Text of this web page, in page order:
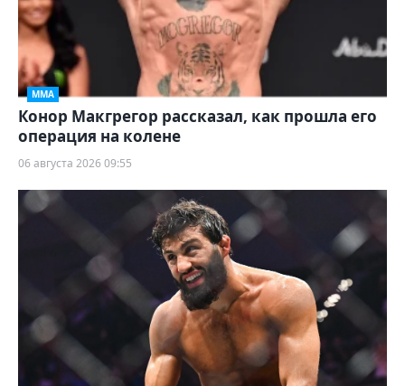
ММА
Конор Макгрегор рассказал, как прошла его
операция на колене
06 августа 2026 09:55